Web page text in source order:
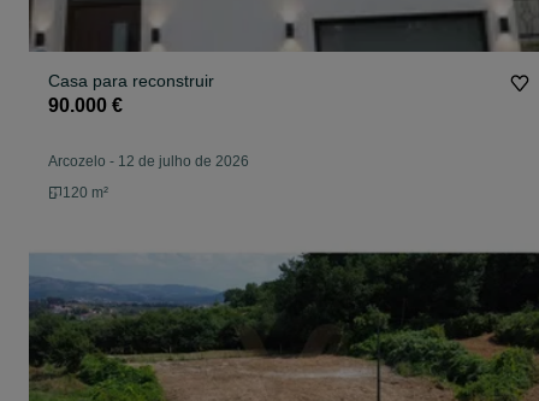
Casa para reconstruir
90.000 €
Arcozelo - 12 de julho de 2026
120 m²